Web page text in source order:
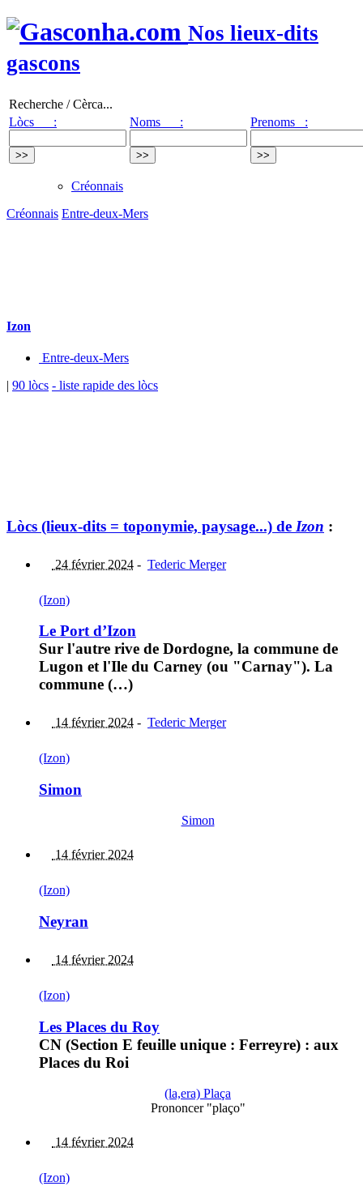
Nos lieux-dits
gascons
Recherche / Cèrca...
Lòcs :
Noms : Prenoms :
Créonnais
Créonnais Entre-deux-Mers
Izon
Entre-deux-Mers
| 90 lòcs - liste rapide des lòcs
Lòcs (lieux-dits = toponymie, paysage...) de Izon :
24 février 2024 - Tederic Merger
(Izon)
Le Port d’Izon
Sur l'autre rive de Dordogne, la commune de
Lugon et l'Ile du Carney (ou "Carnay"). La
commune (…)
14 février 2024 - Tederic Merger
(Izon)
Simon
Simon
14 février 2024
(Izon)
Neyran
14 février 2024
(Izon)
Les Places du Roy
CN (Section E feuille unique : Ferreyre) : aux
Places du Roi
(la,era) Plaça
Prononcer "plaço"
14 février 2024
(Izon)